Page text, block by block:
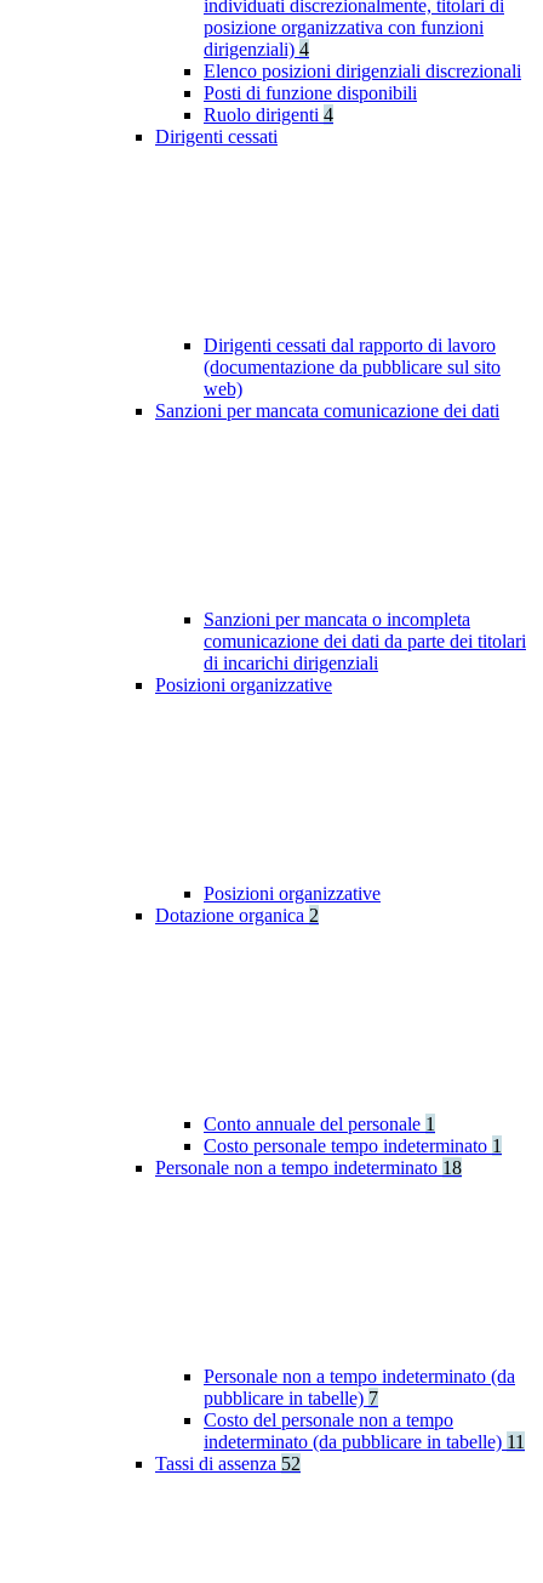
individuati discrezionalmente, titolari di
posizione organizzativa con funzioni
dirigenziali) 4
Elenco posizioni dirigenziali discrezionali
Posti di funzione disponibili
Ruolo dirigenti 4
Dirigenti cessati
Dirigenti cessati dal rapporto di lavoro
(documentazione da pubblicare sul sito
web)
Sanzioni per mancata comunicazione dei dati
Sanzioni per mancata o incompleta
comunicazione dei dati da parte dei titolari
di incarichi dirigenziali
Posizioni organizzative
Posizioni organizzative
Dotazione organica 2
Conto annuale del personale 1
Costo personale tempo indeterminato 1
Personale non a tempo indeterminato 18
Personale non a tempo indeterminato (da
pubblicare in tabelle) 7
Costo del personale non a tempo
indeterminato (da pubblicare in tabelle) 11
Tassi di assenza 52